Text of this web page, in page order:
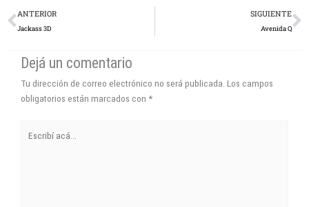
Prev
ANTERIOR
Jackass 3D
SIGUIENTE
Avenida Q
Dejá un comentario
Tu dirección de correo electrónico no será publicada. Los campos
obligatorios están marcados con *
acá...